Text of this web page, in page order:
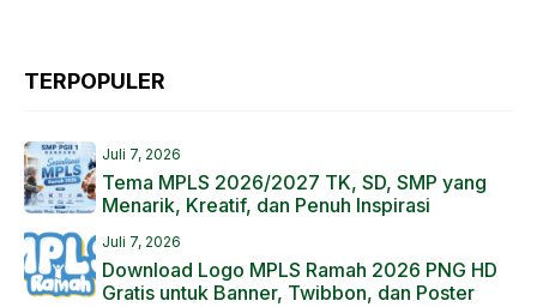
TERPOPULER
Juli 7, 2026
Tema MPLS 2026/2027 TK, SD, SMP yang
Menarik, Kreatif, dan Penuh Inspirasi
Juli 7, 2026
Download Logo MPLS Ramah 2026 PNG HD
Gratis untuk Banner, Twibbon, dan Poster